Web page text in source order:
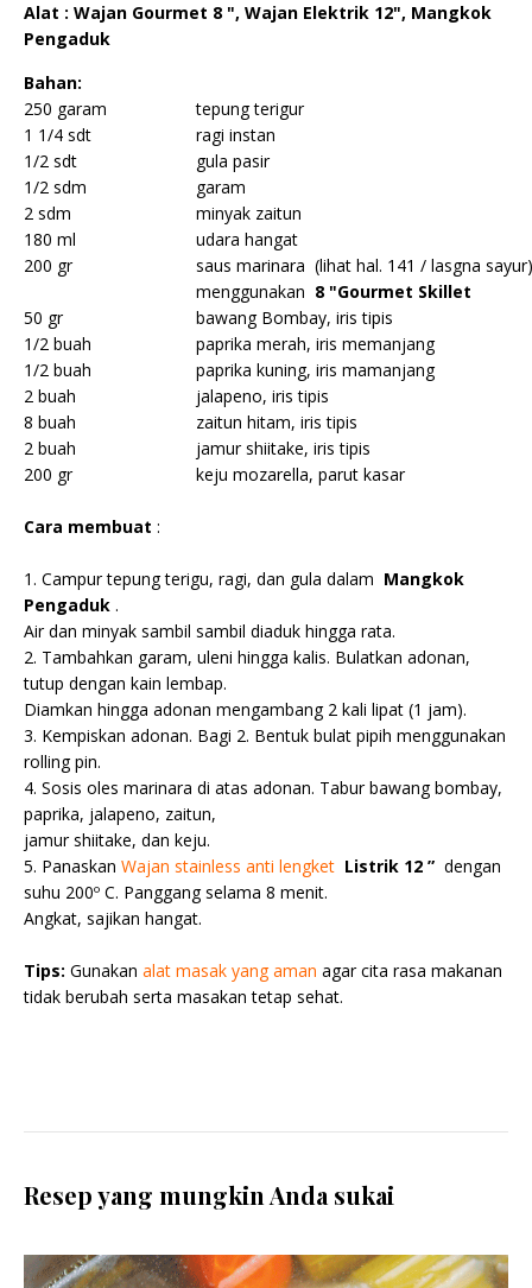
Alat : Wajan Gourmet 8 ", Wajan Elektrik 12", Mangkok
Pengaduk
Bahan:
250 garam
tepung terigur
1 1/4 sdt
ragi instan
1/2 sdt
gula pasir
1/2 sdm
garam
2 sdm
minyak zaitun
180 ml
udara hangat
200 gr
saus marinara (lihat hal. 141 / lasgna sayur)
menggunakan 8 "Gourmet Skillet
50 gr
bawang Bombay, iris tipis
1/2 buah
paprika merah, iris memanjang
1/2 buah
paprika kuning, iris mamanjang
2 buah
jalapeno, iris tipis
8 buah
zaitun hitam, iris tipis
2 buah
jamur shiitake, iris tipis
200 gr
keju mozarella, parut kasar
Cara membuat :
1. Campur tepung terigu, ragi, dan gula dalam Mangkok
Pengaduk .
Air dan minyak sambil sambil diaduk hingga rata.
2. Tambahkan garam, uleni hingga kalis. Bulatkan adonan,
tutup dengan kain lembap.
Diamkan hingga adonan mengambang 2 kali lipat (1 jam).
3. Kempiskan adonan. Bagi 2. Bentuk bulat pipih menggunakan
rolling pin.
4. Sosis oles marinara di atas adonan. Tabur bawang bombay,
paprika, jalapeno, zaitun,
jamur shiitake, dan keju.
5. Panaskan Wajan stainless anti lengket Listrik 12 ” dengan
suhu 200º C. Panggang selama 8 menit.
Angkat, sajikan hangat.
Tips: Gunakan alat masak yang aman agar cita rasa makanan
tidak berubah serta masakan tetap sehat.
Resep yang mungkin Anda sukai